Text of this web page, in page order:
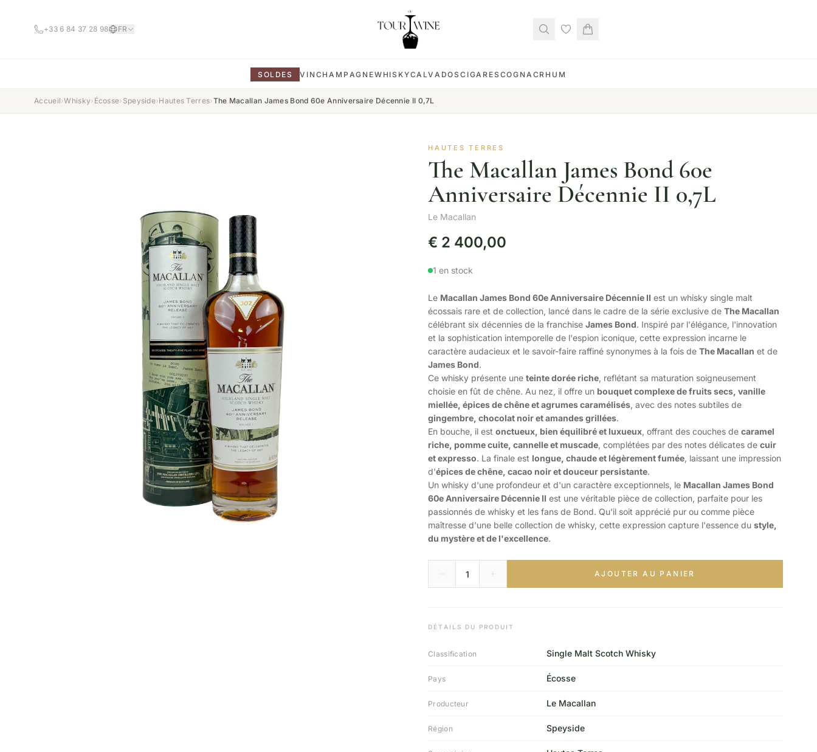
+33 6 84 37 28 98 FR
SOLDES VIN CHAMPAGNEWHISKYCALVADOS CIGARES COGNAC RHUM
Accueil›Whisky› Écosse› Speyside›Hautes Terres›The Macallan James Bond 60e Anniversaire Décennie II 0,7L
HAUTES TERRES
The Macallan James Bond 60e
Anniversaire Décennie II 0,7L
Le Macallan
€ 2 400,00
1 en stock
Le Macallan James Bond 60e Anniversaire Décennie II est un whisky single malt
écossais rare et de collection, lancé dans le cadre de la série exclusive de The Macallan
célébrant six décennies de la franchise James Bond. Inspiré par l'élégance, l'innovation
et la sophistication intemporelle de l'espion iconique, cette expression incarne le
caractère audacieux et le savoir-faire raffiné synonymes à la fois de The Macallan et de
James Bond.
Ce whisky présente une teinte dorée riche, reflétant sa maturation soigneusement
choisie en fût de chêne. Au nez, il offre un bouquet complexe de fruits secs, vanille
miellée, épices de chêne et agrumes caramélisés, avec des notes subtiles de
gingembre, chocolat noir et amandes grillées.
En bouche, il est onctueux, bien équilibré et luxueux, offrant des couches de caramel
riche, pomme cuite, cannelle et muscade, complétées par des notes délicates de cuir
et expresso. La finale est longue, chaude et légèrement fumée, laissant une impression
d'épices de chêne, cacao noir et douceur persistante.
Un whisky d'une profondeur et d'un caractère exceptionnels, le Macallan James Bond
60e Anniversaire Décennie II est une véritable pièce de collection, parfaite pour les
passionnés de whisky et les fans de Bond. Qu'il soit apprécié pur ou comme pièce
maîtresse d'une belle collection de whisky, cette expression capture l'essence du style,
du mystère et de l'excellence.
AJOUTER AU PANIER
DÉTAILS DU PRODUIT
Classification Single Malt Scotch Whisky
Pays Écosse
Producteur Le Macallan
Région Speyside